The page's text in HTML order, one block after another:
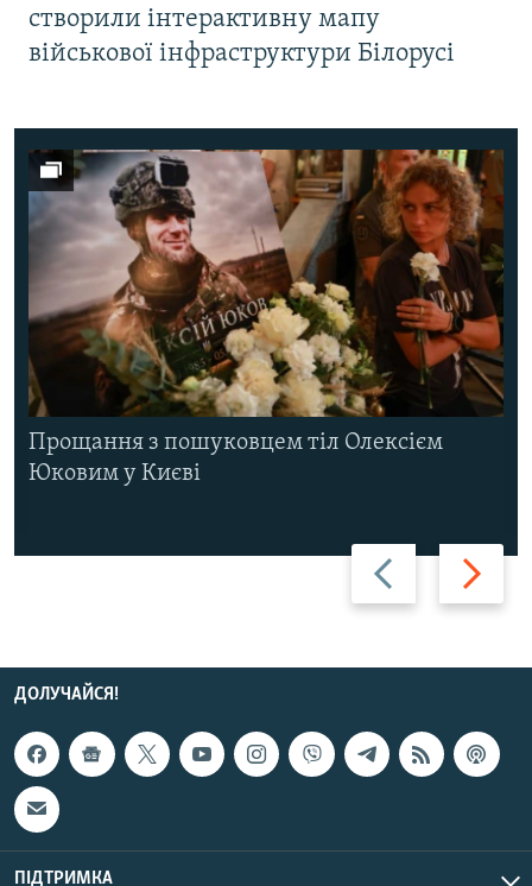
створили інтерактивну мапу
військової інфраструктури Білорусі
Назад Вперед
Прощання з пошуковцем тіл Олексієм
Юковим у Києві
ДОЛУЧАЙСЯ!
ПІДТРИМКА